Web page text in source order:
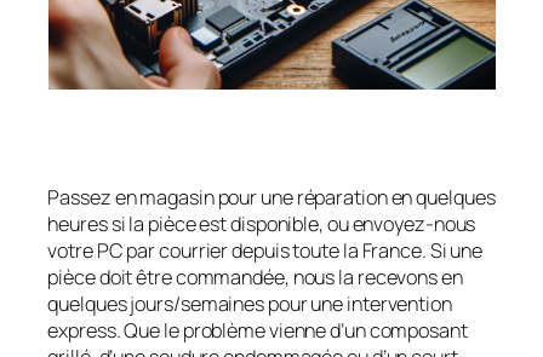
Passez en magasin pour une réparation en quelques
heures si la pièce est disponible, ou envoyez-nous
votre PC par courrier depuis toute la France. Si une
pièce doit être commandée, nous la recevons en
quelques jours/semaines pour une intervention
express. Que le problème vienne d’un composant